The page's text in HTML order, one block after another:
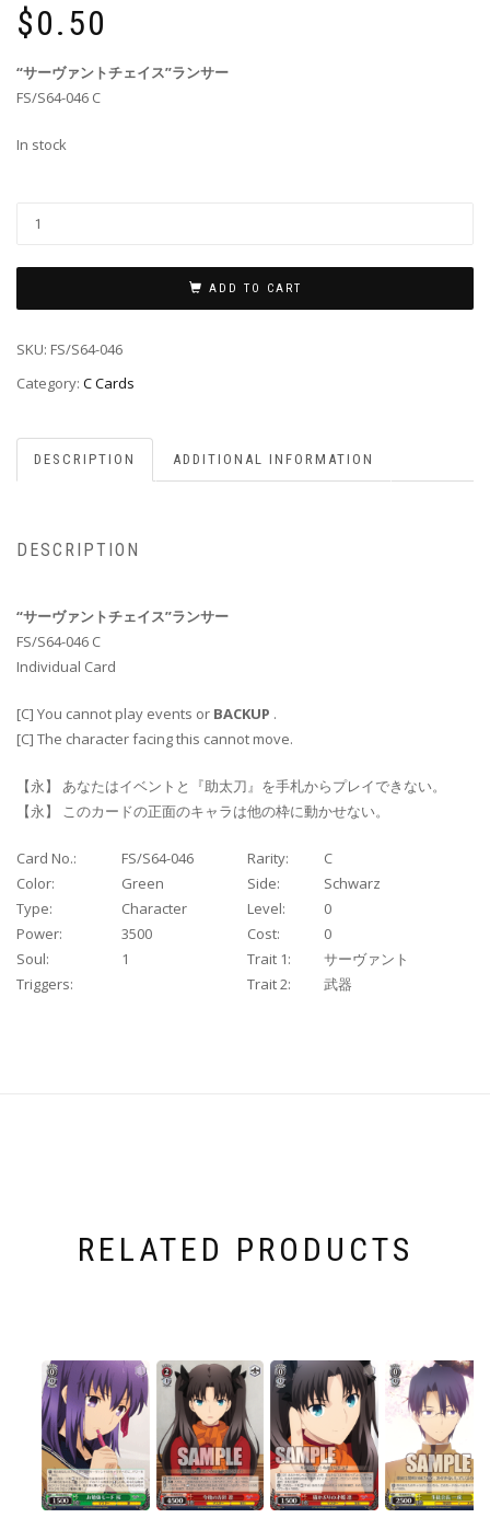
$0.50
“サーヴァントチェイス”ランサー
FS/S64-046 C
In stock
ADD TO CART
SKU: FS/S64-046
Category: C Cards
DESCRIPTION ADDITIONAL INFORMATION
DESCRIPTION
“サーヴァントチェイス”ランサー
FS/S64-046 C
Individual Card
[C] You cannot play events or BACKUP .
[C] The character facing this cannot move.
【永】 あなたはイベントと『助太刀』を手札からプレイできない。
【永】 このカードの正面のキャラは他の枠に動かせない。
Card No.: FS/S64-046 Rarity:
C
Color:
Green Side:
Schwarz
Type:
Character Level:
0
Power:
3500 Cost:
0
Soul:
1 Trait 1:
サーヴァント
Triggers:
Trait 2: 武器
RELATED PRODUCTS